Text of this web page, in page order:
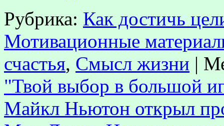
Рубрика: Как достичь
Мотивационные
счастья, Смысл жизни |
"Твой выбор в большой
Майкл Ньютон открыл